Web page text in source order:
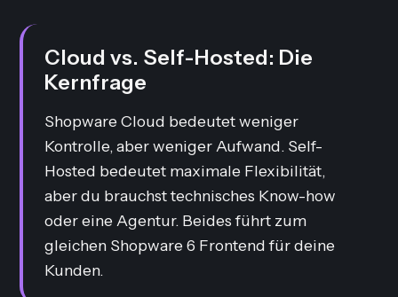
Cloud vs. Self-Hosted: Die
Kernfrage
Shopware Cloud bedeutet weniger
Kontrolle, aber weniger Aufwand. Self-
Hosted bedeutet maximale Flexibilität,
aber du brauchst technisches Know-how
oder eine Agentur. Beides führt zum
gleichen Shopware 6 Frontend für deine
Kunden.